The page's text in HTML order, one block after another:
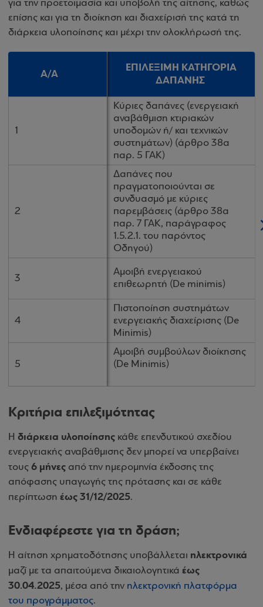
για την προετοιμασία και υποβολή της αίτησης, καθώς
επίσης και για τη διοίκηση και διαχείρισή της κατά τη
διάρκεια υλοποίησης και μέχρι την ολοκλήρωσή της.
Α/Α
ΕΠΙΛΕΞΙΜΗ ΚΑΤΗΓΟΡΙΑ
ΔΑΠΑΝΗΣ
1
Κύριες δαπάνες (ενεργειακή
αναβάθμιση κτιριακών
υποδομών ή/ και τεχνικών
συστημάτων) (άρθρο 38α
παρ. 5 ΓΑΚ)
2
Δαπάνες που
πραγματοποιούνται σε
συνδυασμό με κύριες
παρεμβάσεις (άρθρο 38α
παρ. 7 ΓΑΚ, παράγραφος
1.5.2.1. του παρόντος
Οδηγού)
3
Αμοιβή ενεργειακού
επιθεωρητή (De minimis)
4
Πιστοποίηση συστημάτων
ενεργειακής διαχείρισης (De
Minimis)
5
Αμοιβή συμβούλων διοίκησης
(De Minimis)
Α/Α
ΕΠΙΛΕΞΙΜΗ ΚΑΤΗΓΟΡΙΑ
ΔΑΠΑΝΗΣ
1
Κύριες δαπάνες (ενεργειακή
αναβάθμιση κτιριακών
υποδομών ή/ και τεχνικών
συστημάτων) (άρθρο 38α
παρ. 5 ΓΑΚ)
2
Δαπάνες που
πραγματοποιούνται σε
συνδυασμό με κύριες
παρεμβάσεις (άρθρο 38α
παρ. 7 ΓΑΚ, παράγραφος
1.5.2.1. του παρόντος
Οδηγού)
3
Αμοιβή ενεργειακού
επιθεωρητή (De minimis)
4
Πιστοποίηση συστημάτων
ενεργειακής διαχείρισης (De
Minimis)
5
Αμοιβή συμβούλων διοίκησης
(De Minimis)
Κριτήρια επιλεξιμότητας
Η διάρκεια υλοποίησης κάθε επενδυτικού σχεδίου
ενεργειακής αναβάθμισης δεν μπορεί να υπερβαίνει
τους 6 μήνες από την ημερομηνία έκδοσης της
απόφασης υπαγωγής της πρότασης και σε κάθε
περίπτωση έως 31/12/2025.
Ενδιαφέρεστε για τη δράση;
Η αίτηση χρηματοδότησης υποβάλλεται ηλεκτρονικά
μαζί με τα απαιτούμενα δικαιολογητικά έως
30.04.2025, μέσα από την ηλεκτρονική πλατφόρμα
του προγράμματος.